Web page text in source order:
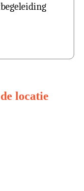
locatie